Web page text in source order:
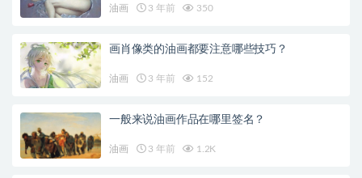
油画 3 年前 350
画肖像类的油画都要注意哪些技巧？
油画 3 年前 152
一般来说油画作品在哪里签名？
油画 3 年前 1.2K